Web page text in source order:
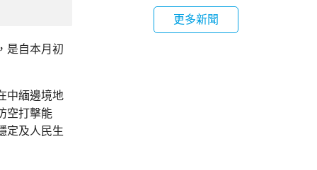
是自本月初
中緬邊境地
空打擊能
定及人民生
更多新聞